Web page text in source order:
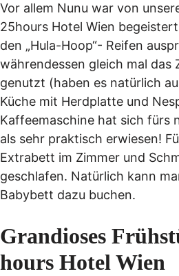
Vor allem Nunu war von
25hours Hotel Wien
den „Hula-Hoop“- Reifen
währendessen gleich mal das
genutzt (haben es natürlich
Küche mit Herdplatte und
Kaffeemaschine hat sich fürs
als sehr praktisch erwiesen!
Extrabett im Zimmer und
geschlafen. Natürlich kann
Babybett dazu buchen.
Grandioses
hours Hotel Wien